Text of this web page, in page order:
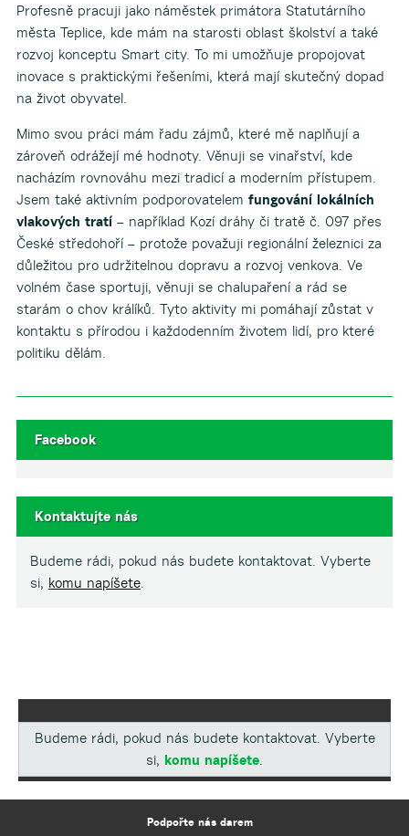
Profesně pracuji jako náměstek primátora Statutárního
města Teplice, kde mám na starosti oblast školství a také
rozvoj konceptu Smart city. To mi umožňuje propojovat
inovace s praktickými řešeními, která mají skutečný dopad
na život obyvatel.
Mimo svou práci mám řadu zájmů, které mě naplňují a
zároveň odrážejí mé hodnoty. Věnuji se vinařství, kde
nacházím rovnováhu mezi tradicí a moderním přístupem.
Jsem také aktivním podporovatelem fungování lokálních
vlakových tratí– například Kozí dráhy či tratě č. 097 přes
České středohoří – protože považuji regionální železnici za
důležitou pro udržitelnou dopravu a rozvoj venkova. Ve
volném čase sportuji, věnuji se chalupaření a rád se
starám o chov králíků. Tyto aktivity mi pomáhají zůstat v
kontaktu s přírodou i každodenním životem lidí, pro které
politiku dělám.
Facebook
Kontaktujte nás
Budeme rádi, pokud nás budete kontaktovat. Vyberte
si, komu napíšete.
Budeme rádi, pokud nás budete kontaktovat. Vyberte
si, komu napíšete.
Podpořte nás darem